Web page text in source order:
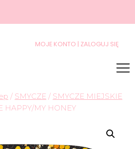
MOJE KONTO | ZALOGUJ SIĘ
/ SMYCZE / SMYCZE MIEJSKIE
HAPPY/MY HONEY